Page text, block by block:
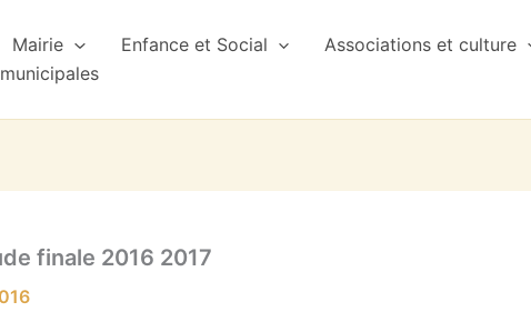
Mairie Enfance et Social Associations et culture
finale 2016 2017